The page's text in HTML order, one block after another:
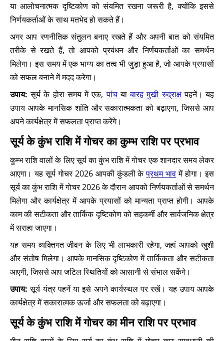
या आलोचनात्मक दृष्टिकोण को संयमित रखना जरूरी है, क्योंकि इससे
निर्णयकर्ताओं के साथ मतभेद हो सकते हैं।
अगर आप रणनीतिक संतुलन बनाए रखते हैं और अपनी बात को संयमित
तरीके से रखते हैं, तो आपको प्रबंधन और निर्णयकर्ताओं का समर्थन
मिलेगा। इस समय में एक भाग्य का तत्व भी जुड़ा हुआ है, जो आपके प्रयासों
को सफल बनाने में मदद करेगा।
उपाय: सूर्य के होरा समय में एक,पांचयाबारह मुखी रुद्राक्षपहनें। यह
उपाय आपके मानसिक शांति और सकारात्मकता को बढ़ाएगा, जिससे आप
अपने कार्यक्षेत्र में सफलता प्राप्त करेंगे।
सूर्य के कुंभ राशि में गोचर का कुम्भ राशि पर प्रभाव
कुम्भ राशि वालों के लिए सूर्य का कुंभ राशि में गोचर एक शानदार समय लेकर
आएगा। यह सूर्य गोचर 2026 आपकी कुंडली केप्रथम भावमें होगा। इस
सूर्य का कुंभ राशि में गोचर 2026 के दौरान आपको निर्णयकर्ताओं से समर्थन
मिलेगा और कार्यक्षेत्र में आपके प्रयासों को मान्यता प्राप्त होगी। आपके
काम की सटीकता और तार्किक दृष्टिकोण को सहकर्मी और सार्वजनिक क्षेत्र
में सराहा जाएगा।
यह समय व्यक्तिगत जीवन के लिए भी लाभकारी रहेगा, जहां आपको खुशी
और संतोष मिलेगा। आपके मानसिक दृष्टिकोण में तार्किकता और सटीकता
आएगी, जिससे आप जटिल स्थितियों को आसानी से संभाल सकेंगे।
उपाय: सूर्य यंत्र पहनें या इसे अपने कार्यस्थल पर रखें। यह उपाय आपके
कार्यक्षेत्र में सकारात्मक ऊर्जा और सफलता को बढ़ाएगा।
सूर्य के कुंभ राशि में गोचर का मीन राशि पर प्रभाव